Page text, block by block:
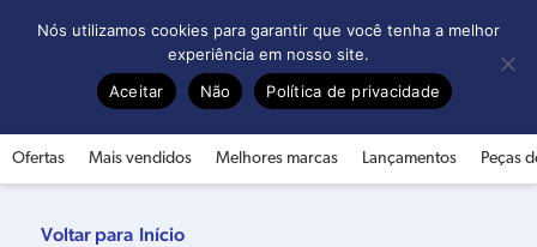
Ofertas Mais vendidos Melhores marcas Lançamentos Peças
Início
Nós utilizamos cookies para garantir que você tenha a melhor
experiência em nosso site.
Aceitar
Não Política de privacidade